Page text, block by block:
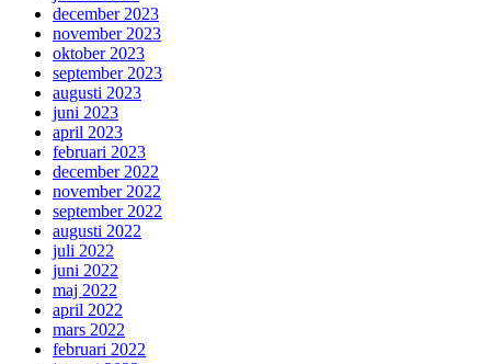
december 2023
november 2023
oktober 2023
september 2023
augusti 2023
juni 2023
april 2023
februari 2023
december 2022
november 2022
september 2022
augusti 2022
juli 2022
juni 2022
maj 2022
april 2022
mars 2022
februari 2022